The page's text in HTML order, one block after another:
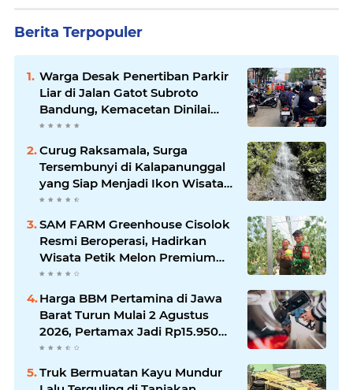
Berita Terpopuler
Warga Desak Penertiban Parkir
Liar di Jalan Gatot Subroto
Bandung, Kemacetan Dinilai
Makin Mengkhawatirkan
Curug Raksamala, Surga
Tersembunyi di Kalapanunggal
yang Siap Menjadi Ikon Wisata
Alam Baru Kabupaten
SAM FARM Greenhouse Cisolok
Resmi Beroperasi, Hadirkan
Wisata Petik Melon Premium
dan Edukasi Pertanian Modern
Harga BBM Pertamina di Jawa
Barat Turun Mulai 2 Agustus
2026, Pertamax Jadi Rp15.950
per Liter, Cek Daftar Harga
Truk Bermuatan Kayu Mundur